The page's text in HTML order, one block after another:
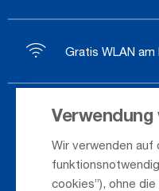
Verwendung
Wir verwenden
cookies”), ohne
Gratis WLAN am
Ankunft / Abflug
Saisonflugplan
Webcam